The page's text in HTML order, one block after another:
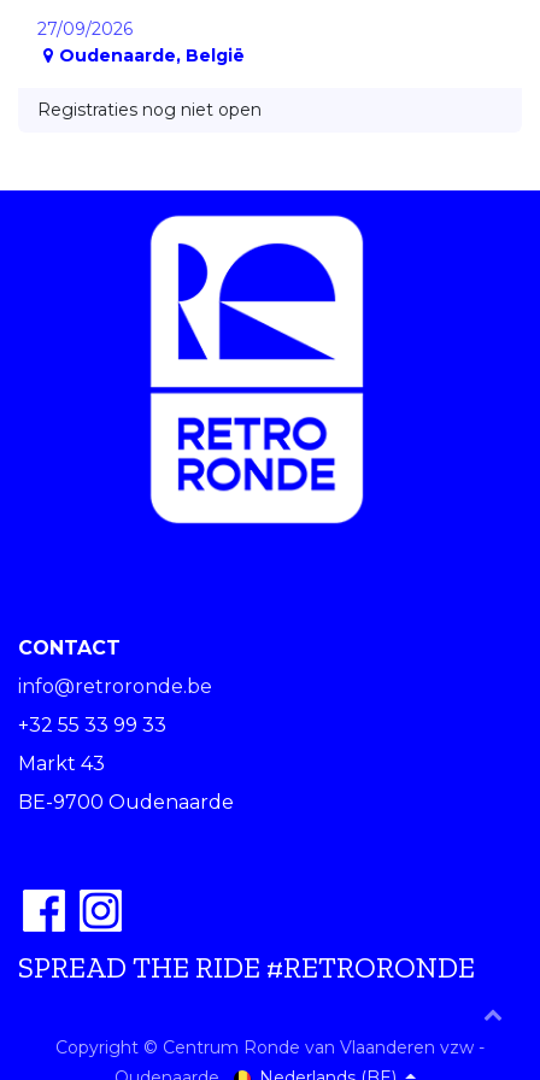
27/09/2026
Oudenaarde, België
Registraties nog niet open
CONTACT
info@retroronde.be
+32 55 33 99 33
Markt 43
BE-9700 Oudenaarde
SPREAD THE RIDE #RETRORONDE
Copyright © Centrum Ronde van Vlaanderen vzw -